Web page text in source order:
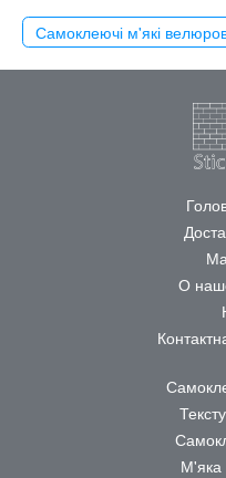
Самоклеючі м'які
О
М'яка